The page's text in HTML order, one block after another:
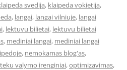
svedija, klaipeda vokietija,
, langai, langai vilniuje, langai
, lektuvu bilietai, lektuvu bilietai
, mediniai langai, mediniai langai
, nemokamas blog'as,
valymo irenginiai,optimizavimas,